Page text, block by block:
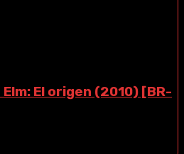
El origen (2010) [BR-